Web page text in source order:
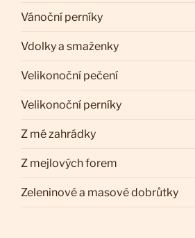
Vánoční perníky
Vdolky a smaženky
Velikonoční pečení
Velikonoční perníky
Z mé zahrádky
Z mejlových forem
Zeleninové a masové dobrůtky